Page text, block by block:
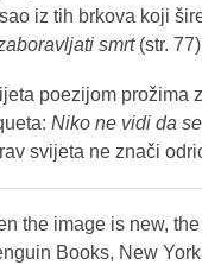
iz tih brkova koji
smrt (str.
poezijom prožima
Niko ne vidi da
svijeta ne znači
the image is new,
Books, New